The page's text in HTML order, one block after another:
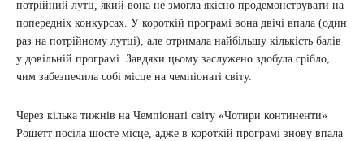
потрійний лутц, який вона не змогла якісно продемонструвати на
попередніх конкурсах. У короткій програмі вона двічі впала (один
раз на потрійному лутці), але отримала найбільшу кількість балів
у довільній програмі. Завдяки цьому заслужено здобула срібло,
чим забезпечила собі місце на чемпіонаті світу.
Через кілька тижнів на Чемпіонаті світу «Чотири континенти»
Рошетт посіла шосте місце, адже в короткій програмі знову впала